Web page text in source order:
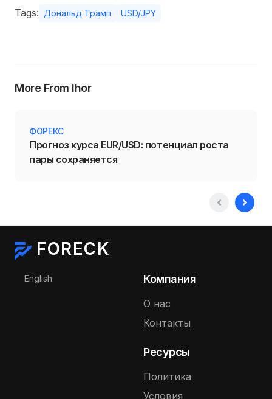
Tags: Дональд Трамп USD/JPY
More From Ihor
ФОРЕКС
Прогноз курса EUR/USD: потенциал роста
пары сохраняется
FORECK
Выберите язык
English Компания
О нас
Контакты
Ресурсы
Политика
Условия